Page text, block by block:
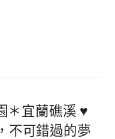
＊宜蘭礁溪 ♥
不可錯過的夢